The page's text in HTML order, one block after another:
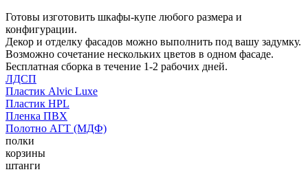
Готовы изготовить шкафы-купе любого размера и
конфигурации.
Декор и отделку фасадов можно выполнить под вашу задумку.
Возможно сочетание нескольких цветов в одном фасаде.
Бесплатная сборка в течение 1-2 рабочих дней.
ЛДСП
Пластик Alvic Luxe
Пластик HPL
Пленка ПВХ
Полотно АГТ (МДФ)
полки
корзины
штанги